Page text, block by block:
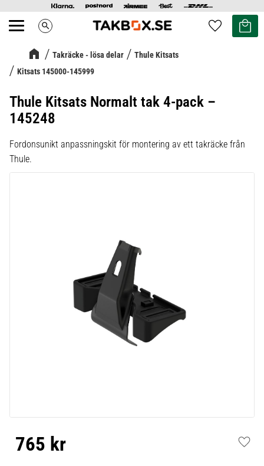
Meny search Favoriter
Kundvagn
Takräcke - lösa delar
Thule Kitsats
Kitsats 145000-145999
Thule Kitsats Normalt tak 4-pack –
145248
Fordonsunikt anpassningskit för montering av ett takräcke från
Thule.
765 kr